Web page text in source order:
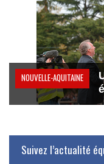
NOUVELLE-AQUITAINE
Suivez l’actualité